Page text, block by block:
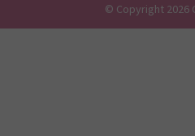
© Copyright 2026